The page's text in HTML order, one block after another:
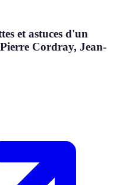
et astuces d'un
Cordray, Jean-